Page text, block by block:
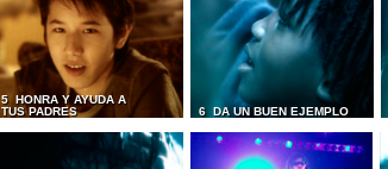
5 HONRA Y AYUDA A
TUS PADRES
6 DA UN BUEN EJEMPLO